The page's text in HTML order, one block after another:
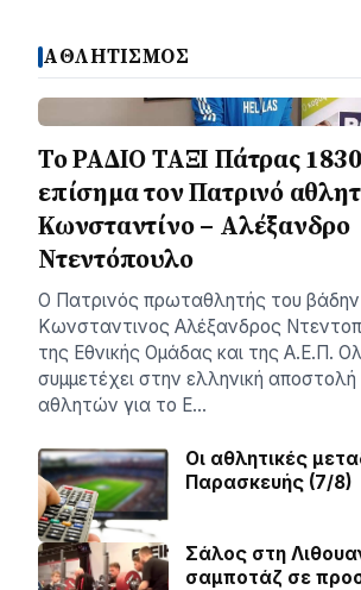
ΑΘΛΗΤΙΣΜΟΣ
Το ΡΑΔΙΟ ΤΑΞΙ Πάτρας
επίσημα τον Πατρινό
Κωνσταντίνο – Αλέξανδρο
Ντεντόπουλο
Ο Πατρινός πρωταθλητής του βάδην
Κωνσταντινος Αλέξανδρος
της Εθνικής Ομάδας και της Α.Ε.Π.
συμμετέχει στην ελληνική
αθλητών για το Ε…
Οι αθλητικές
Παρασκευής (7/8)
Σάλος στη
σαμποτάζ σε